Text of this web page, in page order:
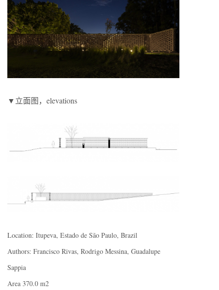
▼立面图，elevations
Location: Itupeva, Estado de São Paulo, Brazil
Authors: Francisco Rivas, Rodrigo Messina, Guadalupe
Sappia
Area 370.0 m2